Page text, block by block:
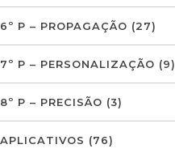
6º P – PROPAGAÇÃO (27)
7º P – PERSONALIZAÇÃO (9)
8º P – PRECISÃO (3)
APLICATIVOS (76)